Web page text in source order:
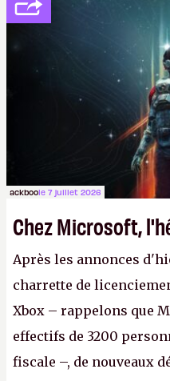
peut-être sur
Fallout
Lapins Crétins) et
le même studio qu'il y a
peut commencer à
ackboole 7 juillet 2026
Chez Microsoft,
Après les annonces
charrette de
Xbox – rappelons que
effectifs de 3200
fiscale –, de nouveaux